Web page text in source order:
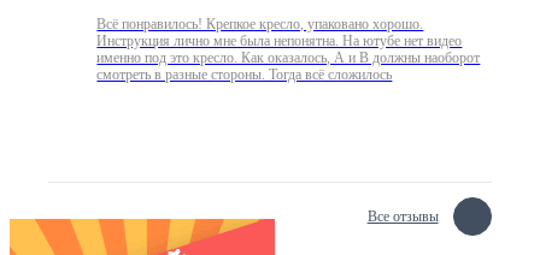
Всё понравилось! Крепкое кресло, упаковано хорошо.
Инструкция лично мне была непонятна. На ютубе нет видео
именно под это кресло. Как оказалось, А и В должны наоборот
смотреть в разные стороны. Тогда всё сложилось
Все отзывы